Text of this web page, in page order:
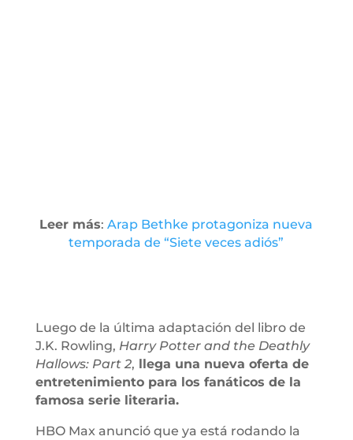
Leer más:Arap Bethke protagoniza nueva
temporada de “Siete veces adiós”
Luego de la última adaptación del libro de
J.K. Rowling, Harry Potter and the Deathly
Hallows: Part 2, llega una nueva oferta de
entretenimiento para los fanáticos de la
famosa serie literaria.
HBO Max anunció que ya está rodando la